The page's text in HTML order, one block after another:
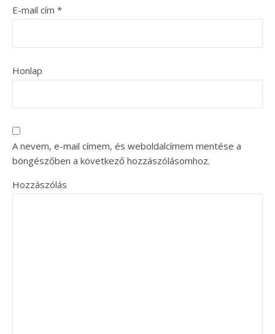
E-mail cím *
Honlap
A nevem, e-mail címem, és weboldalcímem mentése a
böngészőben a következő hozzászólásomhoz.
Hozzászólás